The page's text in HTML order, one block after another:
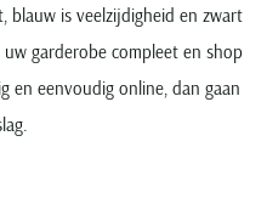
blauw is veelzijdigheid en zwart
garderobe compleet en shop
en eenvoudig online, dan gaan